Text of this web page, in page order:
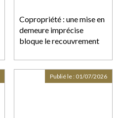
Copropriété : une mise en
demeure imprécise
bloque le recouvrement
Publié le : 01/07/2026